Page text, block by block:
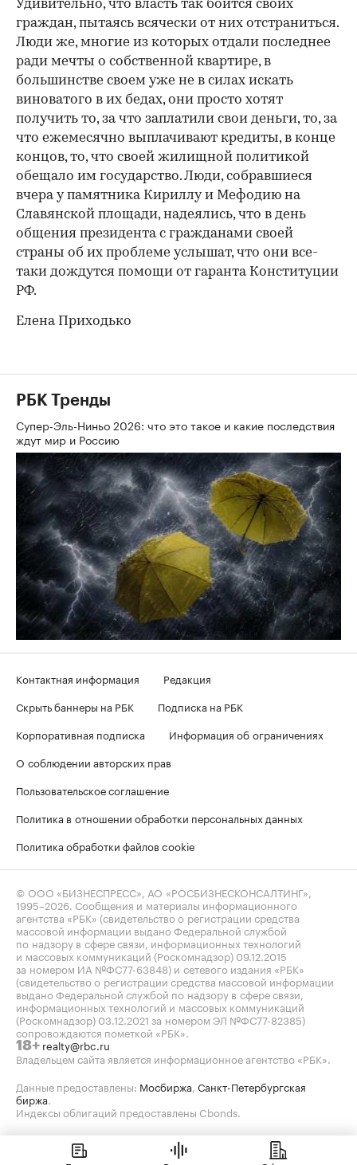
Удивительно, что власть так боится своих
граждан, пытаясь всячески от них отстраниться.
Люди же, многие из которых отдали последнее
ради мечты о собственной квартире, в
большинстве своем уже не в силах искать
виноватого в их бедах, они просто хотят
получить то, за что заплатили свои деньги, то, за
что ежемесячно выплачивают кредиты, в конце
концов, то, что своей жилищной политикой
обещало им государство. Люди, собравшиеся
вчера у памятника Кириллу и Мефодию на
Славянской площади, надеялись, что в день
общения президента с гражданами своей
страны об их проблеме услышат, что они все-
таки дождутся помощи от гаранта Конституции
РФ.
Елена Приходько
РБК Тренды
Супер-Эль-Ниньо 2026: что это такое и какие последствия
ждут мир и Россию
Контактная информация
Редакция
Скрыть баннеры на РБК
Подписка на РБК
Корпоративная подписка
Информация об ограничениях
О соблюдении авторских прав
Пользовательское соглашение
Политика в отношении обработки персональных данных
Политика обработки файлов cookie
© ООО «БИЗНЕСПРЕСС», АО «РОСБИЗНЕСКОНСАЛТИНГ»,
1995–2026. Сообщения и материалы информационного
агентства «РБК» (свидетельство о регистрации средства
массовой информации выдано Федеральной службой
по надзору в сфере связи, информационных технологий
и массовых коммуникаций (Роскомнадзор) 09.12.2015
за номером ИА №ФС77-63848) и сетевого издания «РБК»
(свидетельство о регистрации средства массовой информации
выдано Федеральной службой по надзору в сфере связи,
информационных технологий и массовых коммуникаций
(Роскомнадзор) 03.12.2021 за номером ЭЛ №ФС77-82385)
сопровождаются пометкой «РБК».
18+ realty@rbc.ru
Владельцем сайта является информационное агентство «РБК».
Данные предоставлены: Мосбиржа, Санкт-Петербургская
биржа.
Индексы облигаций предоставлены Cbonds.